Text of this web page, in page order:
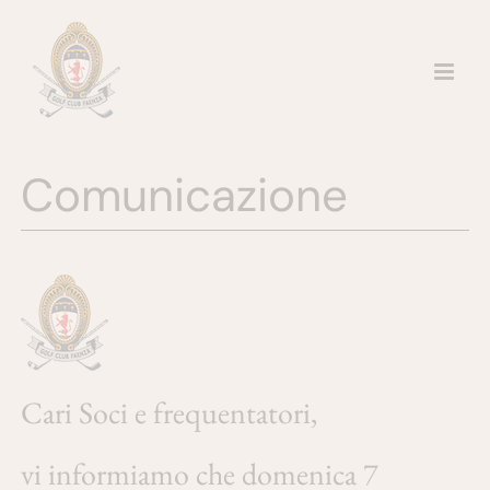
contenuto
Comunicazione
Cari Soci e frequentatori,
vi informiamo che domenica 7